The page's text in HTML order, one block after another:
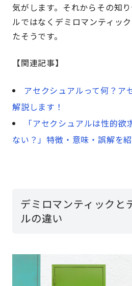
気がします。それからその知
ルではなくデミロマンティッ
たそうです。
【関連記事】
アセクシュアルって何？ア
解説します！
「アセクシュアルは性的
ない？」特徴・意味・誤解を
デミロマンティックと
ルの違い